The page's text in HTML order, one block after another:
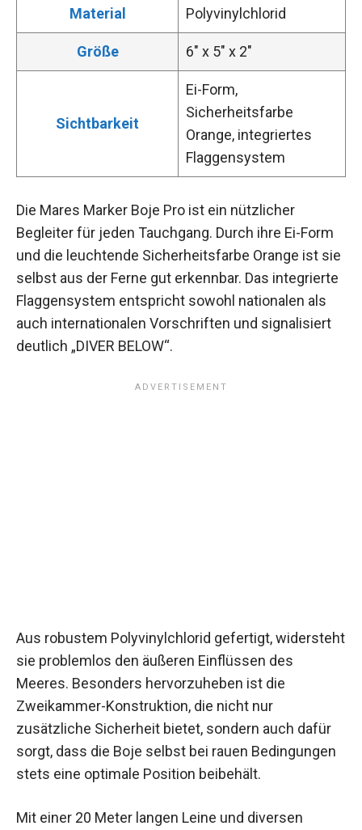
Material Polyvinylchlorid
Größe 6″ x 5″ x 2″
Sichtbarkeit
Ei-Form,
Sicherheitsfarbe
Orange, integriertes
Flaggensystem
Die Mares Marker Boje Pro ist ein nützlicher
Begleiter für jeden Tauchgang. Durch ihre Ei-Form
und die leuchtende Sicherheitsfarbe Orange ist sie
selbst aus der Ferne gut erkennbar. Das integrierte
Flaggensystem entspricht sowohl nationalen als
auch internationalen Vorschriften und signalisiert
deutlich „DIVER BELOW“.
Aus robustem Polyvinylchlorid gefertigt, widersteht
sie problemlos den äußeren Einflüssen des
Meeres. Besonders hervorzuheben ist die
Zweikammer-Konstruktion, die nicht nur
zusätzliche Sicherheit bietet, sondern auch dafür
sorgt, dass die Boje selbst bei rauen Bedingungen
stets eine optimale Position beibehält.
Mit einer 20 Meter langen Leine und diversen